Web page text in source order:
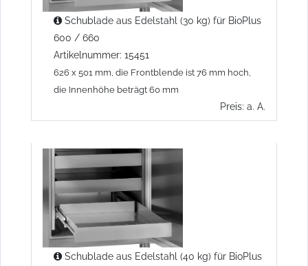
Schublade aus Edelstahl (30 kg) für BioPlus
600 / 660
Artikelnummer: 15451
626 x 501 mm, die Frontblende ist 76 mm hoch,
die Innenhöhe beträgt 60 mm
Preis: a. A.
Schublade aus Edelstahl (40 kg) für BioPlus